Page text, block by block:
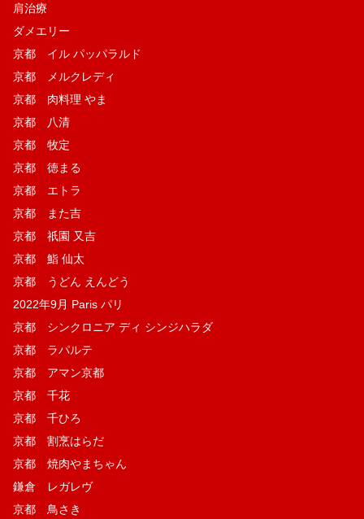
肩治療
ダメエリー
京都 イル パッパラルド
京都 メルクレディ
京都 肉料理 やま
京都 八清
京都 牧定
京都 徳まる
京都 エトラ
京都 また吉
京都 祇園 又吉
京都 鮨 仙太
京都 うどん えんどう
2022年9月 Paris パリ
京都 シンクロニア ディ シンジハラダ
京都 ラパルテ
京都 アマン京都
京都 千花
京都 千ひろ
京都 割烹はらだ
京都 焼肉やまちゃん
鎌倉 レガレヴ
京都 鳥さき